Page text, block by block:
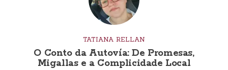
TATIANA RELLAN
O Conto da Autovía: De Promesas,
Migallas e a Complicidade Local